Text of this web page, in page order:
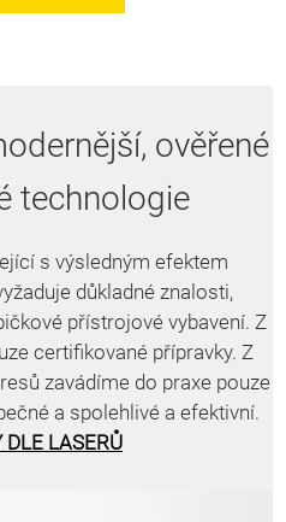
ověřené
technologie
s výsledným efektem
důkladné znalosti,
přístrojové vybavení. Z
certifikované přípravky. Z
zavádíme do praxe pouze
a spolehlivé a efektivní.
LASERŮ